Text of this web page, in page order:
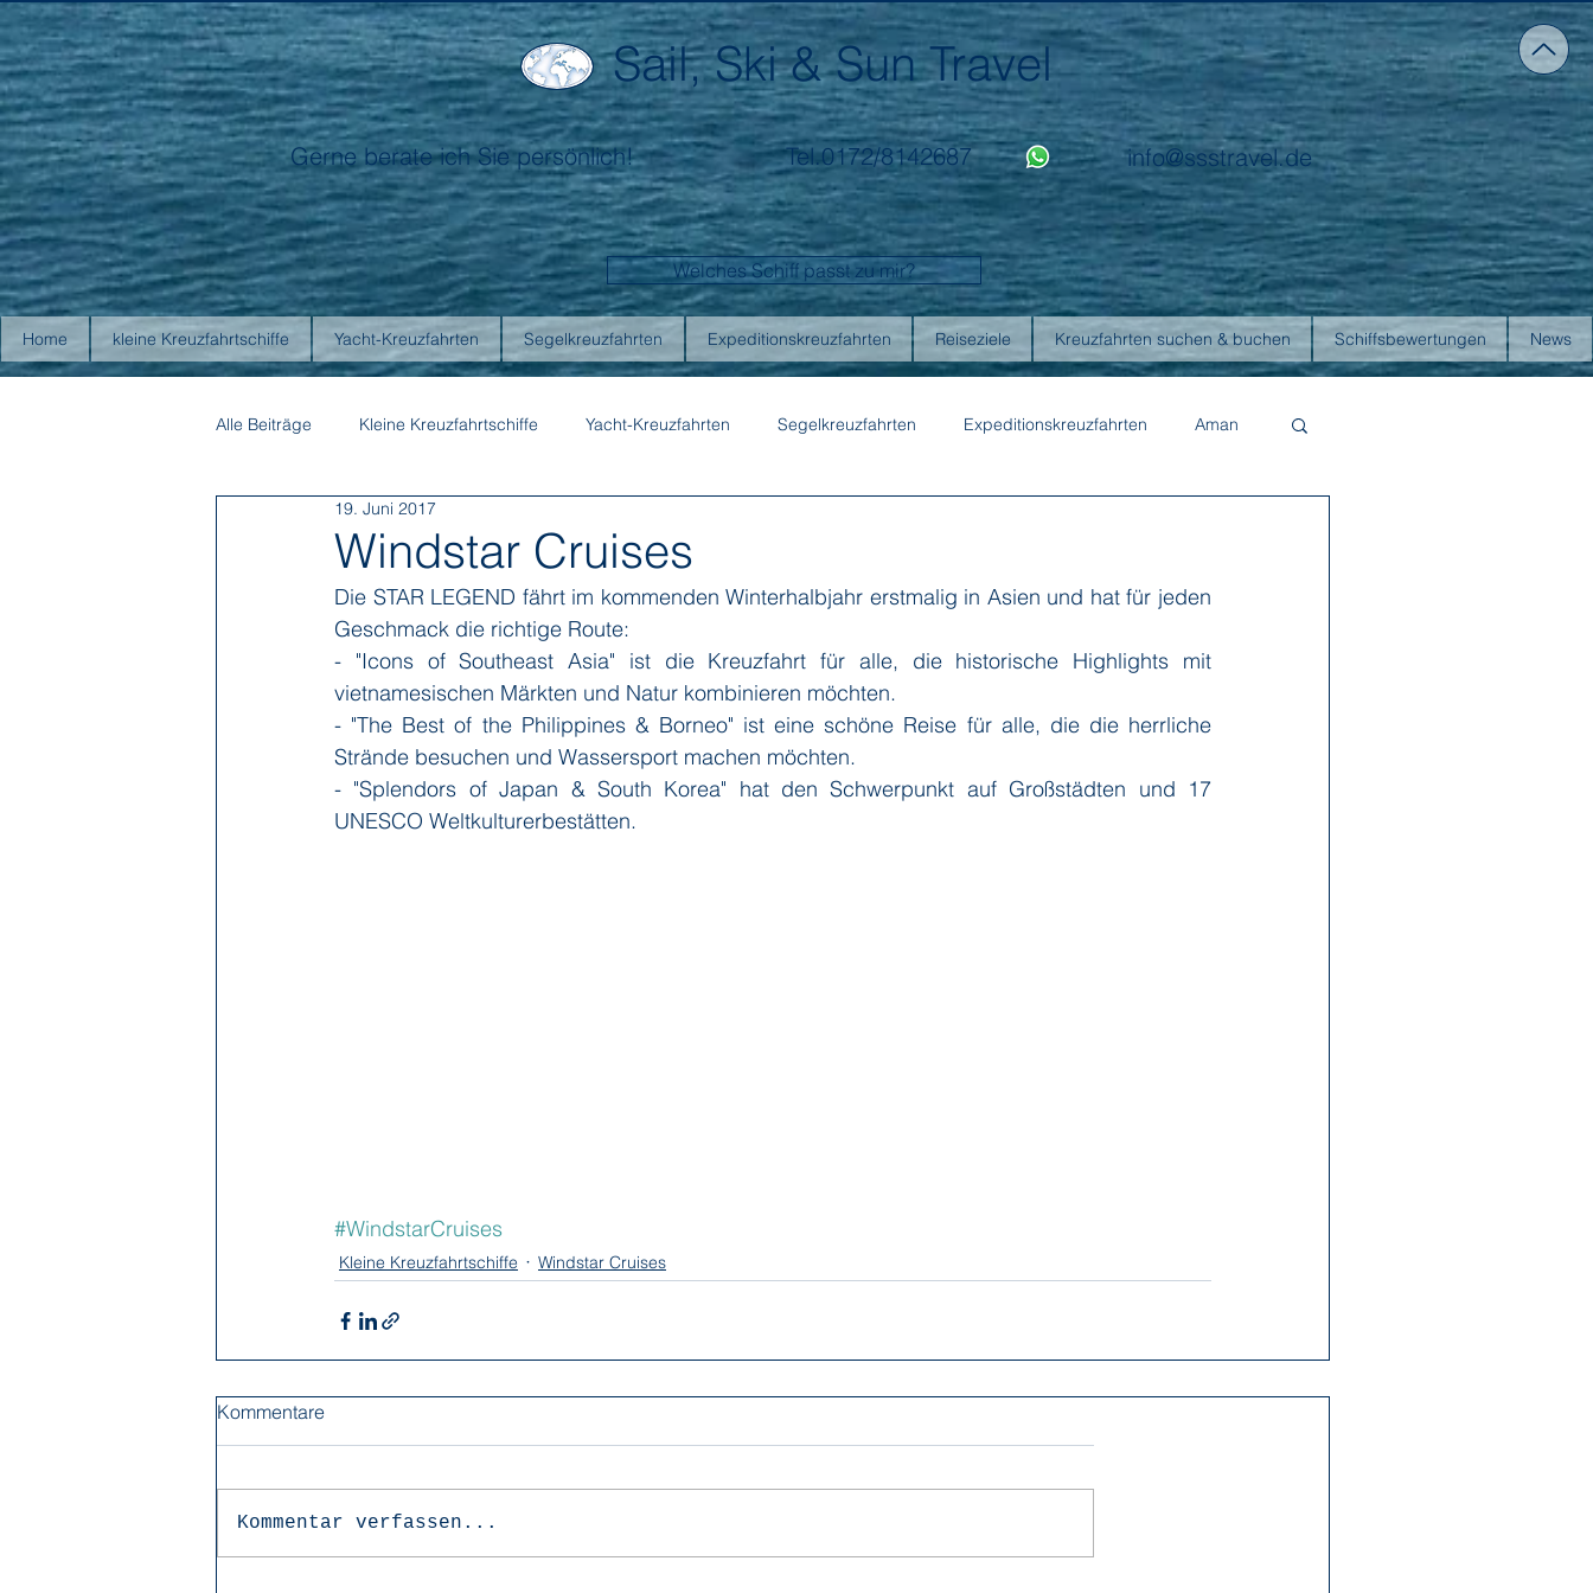
Sail, Ski & Sun Travel
Gerne berate ich Sie persönlich! Tel.0172/8142687 info@ssstravel.de
Welches Schiff passt zu mir?
Home kleine Kreuzfahrtschiffe Yacht-Kreuzfahrten Segelkreuzfahrten Expeditionskreuzfahrten Reiseziele Kreuzfahrten suchen & buchen Schiffsbewertungen News
Alle Beiträge Kleine Kreuzfahrtschiffe Yacht-Kreuzfahrten Segelkreuzfahrten Expeditionskreuzfahrten Aman
Antarctica21 Aurora Expeditions
Paul Gauguin Cruises
Poseidon Expeditions Regent Seven Seas Cruises Running on Waves
Sea Cloud Cruises SeaDream Yacht Club Silhouette Cruises Silversea Star Clippers Swan Hellenic
Windstar Cruises
19. Juni 2017
Die STAR LEGEND fährt im kommenden Winterhalbjahr erstmalig in Asien und hat für jeden
Geschmack die richtige Route:
- "Icons of Southeast Asia" ist die Kreuzfahrt für alle, die historische Highlights mit
vietnamesischen Märkten und Natur kombinieren möchten.
- "The Best of the Philippines & Borneo" ist eine schöne Reise für alle, die die herrliche
Strände besuchen und Wassersport machen möchten.
- "Splendors of Japan & South Korea" hat den Schwerpunkt auf Großstädten und 17
UNESCO Weltkulturerbestätten.
#WindstarCruises
Kleine Kreuzfahrtschiffe Windstar Cruises
Kommentare
Kommentar verfassen...